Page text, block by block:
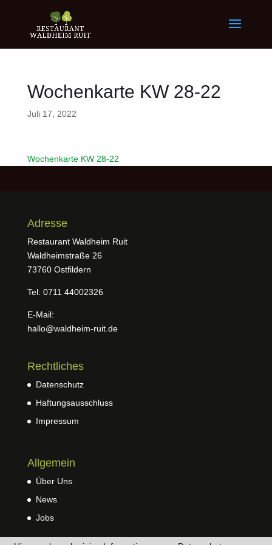
Wochenkarte KW 28-22
Juli 17, 2022
Wochenkarte KW 28-22
Adresse
Restaurant Waldheim Ruit
Waldheimstraße 26
73760 Ostfildern
Tel: 0711 44002326
E-Mail:
hallo@waldheim-ruit.de
Rechtliches
Datenschutz
Haftungsausschluss
Impressum
Allgemein
Über Uns
News
Jobs